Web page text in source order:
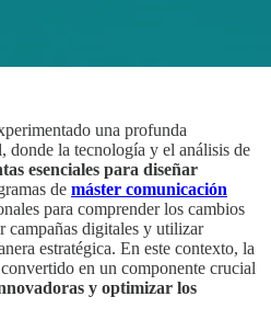
una profunda
donde la tecnología y el análisis de
esenciales para diseñar
de máster comunicación
para comprender los cambios
campañas digitales y utilizar
estratégica. En este contexto, la
en un componente crucial
y optimizar los